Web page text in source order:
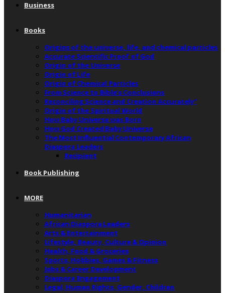
Business
Books
Origins of the universe, life, and chemical particles
Accurate Scientific Proof of God
Origin of the Universe
Origin of Life
Origin of Chemical Particles
From Science to Bible’s Conclusions
Reconciling Science and Creation Accurately”
Origin of the Spiritual World
How Baby Universe was Born
How God Created Baby Universe
The Most Influential Contemporary African
Diaspora Leaders
Recipient
Book Publishing
MORE
Humanitarian
African Diaspora Leaders
Arts & Entertainment
Lifestyle, Beauty, Culture & Opinion
Health, Food & Groceries
Sports, Hobbies, Games & Fitness
Jobs & Career Development
Diaspora Engagement
Legal, Human Rights, Gender, Children